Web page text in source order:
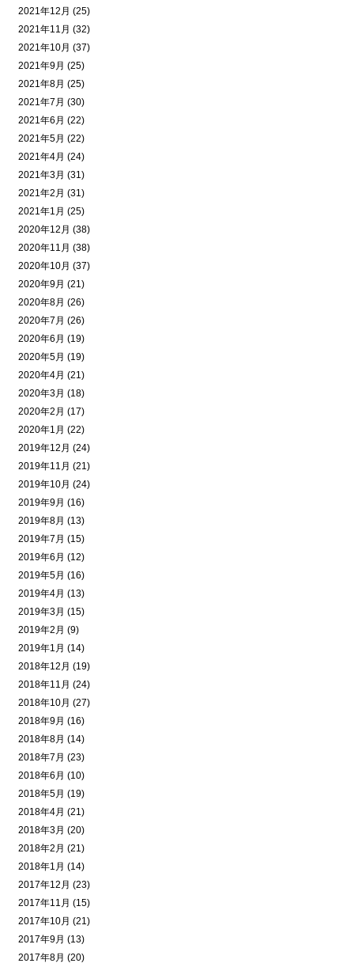
2021年12月 (25)
2021年11月 (32)
2021年10月 (37)
2021年9月 (25)
2021年8月 (25)
2021年7月 (30)
2021年6月 (22)
2021年5月 (22)
2021年4月 (24)
2021年3月 (31)
2021年2月 (31)
2021年1月 (25)
2020年12月 (38)
2020年11月 (38)
2020年10月 (37)
2020年9月 (21)
2020年8月 (26)
2020年7月 (26)
2020年6月 (19)
2020年5月 (19)
2020年4月 (21)
2020年3月 (18)
2020年2月 (17)
2020年1月 (22)
2019年12月 (24)
2019年11月 (21)
2019年10月 (24)
2019年9月 (16)
2019年8月 (13)
2019年7月 (15)
2019年6月 (12)
2019年5月 (16)
2019年4月 (13)
2019年3月 (15)
2019年2月 (9)
2019年1月 (14)
2018年12月 (19)
2018年11月 (24)
2018年10月 (27)
2018年9月 (16)
2018年8月 (14)
2018年7月 (23)
2018年6月 (10)
2018年5月 (19)
2018年4月 (21)
2018年3月 (20)
2018年2月 (21)
2018年1月 (14)
2017年12月 (23)
2017年11月 (15)
2017年10月 (21)
2017年9月 (13)
2017年8月 (20)